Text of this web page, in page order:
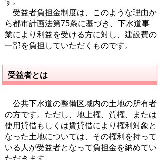
す。
受益者負担金制度は、このような理由か
ら都市計画法第75条に基づき、下水道事
業により利益を受ける方に対し、建設費の
一部を負担していただくものです。
受益者とは
公共下水道の整備区域内の土地の所有者
の方です。ただし、地上権、質権、または
使用貸借もしくは賃貸借により権利対象と
なった土地については、その権利を持って
いる人が受益者となって負担金を納めてい